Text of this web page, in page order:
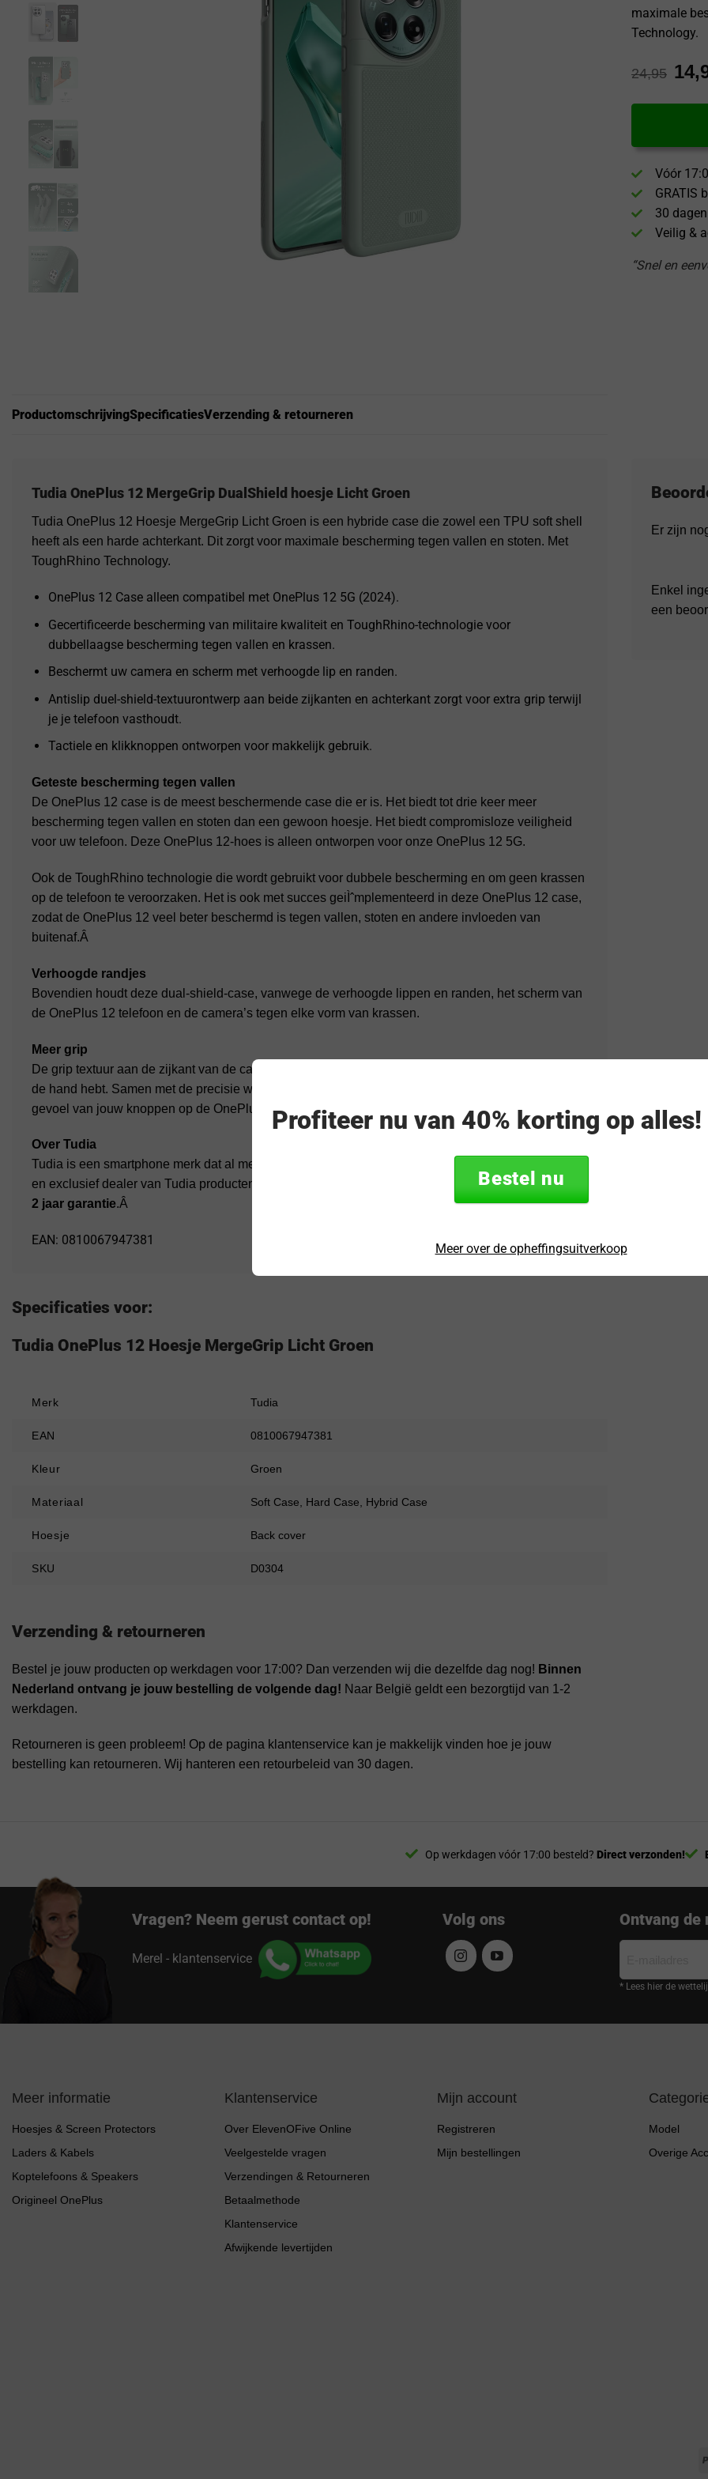
maximale
Technology.
24,95
Vóór
GRATIS
30
Veilig &
“Snel en
ProductomschrijvingSpecificatiesVerzending & retourneren
Tudia OnePlus 12 MergeGrip DualShield hoesje Licht Groen
Tudia OnePlus 12 Hoesje MergeGrip Licht Groen is een hybride case die zowel een TPU soft shell
heeft als een harde achterkant. Dit zorgt voor maximale bescherming tegen vallen en stoten. Met
ToughRhino Technology.
OnePlus 12 Case alleen compatibel met OnePlus 12 5G (2024).
Gecertificeerde bescherming van militaire kwaliteit en ToughRhino-technologie voor
dubbellaagse bescherming tegen vallen en krassen.
Beschermt uw camera en scherm met verhoogde lip en randen.
Antislip duel-shield-textuurontwerp aan beide zijkanten en achterkant zorgt voor extra grip terwijl
je je telefoon vasthoudt.
Tactiele en klikknoppen ontworpen voor makkelijk gebruik.
Geteste bescherming tegen vallen
De OnePlus 12 case is de meest beschermende case die er is. Het biedt tot drie keer meer
bescherming tegen vallen en stoten dan een gewoon hoesje. Het biedt compromisloze veiligheid
voor uw telefoon. Deze OnePlus 12-hoes is alleen ontworpen voor onze OnePlus 12 5G.
Ook de ToughRhino technologie die wordt gebruikt voor dubbele bescherming en om geen krassen
op de telefoon te veroorzaken. Het is ook met succes geiÌˆmplementeerd in deze OnePlus 12 case,
zodat de OnePlus 12 veel beter beschermd is tegen vallen, stoten en andere invloeden van
buitenaf.Â
Verhoogde randjes
Bovendien houdt deze dual-shield-case, vanwege de verhoogde lippen en randen, het scherm van
de OnePlus 12 telefoon en de camera’s tegen elke vorm van krassen.
Meer grip
De grip textuur aan de zijkant van de case geeft meer vertrouwen wanneer je jouw OnePlus 12 in
de hand hebt. Samen met de precisie waarmee deze Tudia hoes wordt gemaakt behoudt je het klik
gevoel van jouw knoppen op de OnePlus 12 zonder in te leveren op bescherming of functionaliteit.
Over Tudia
Tudia is een smartphone merk dat al meer dan 10 jaar op de markt is. OnePlus-shop.nl is officieel
en exclusief dealer van Tudia producten binnen Nederland. Je krijgt op deze accessoires van Tudia
2 jaar garantie.Â
EAN: 0810067947381
Specificaties voor:
Tudia OnePlus 12 Hoesje MergeGrip Licht Groen
Merk Tudia
EAN 0810067947381
Kleur Groen
Materiaal Soft Case, Hard Case, Hybrid Case
Hoesje Back cover
SKU D0304
Verzending & retourneren
Bestel je jouw producten op werkdagen voor 17:00? Dan verzenden wij die dezelfde dag nog! Binnen
Nederland ontvang je jouw bestelling de volgende dag! Naar België geldt een bezorgtijd van 1-2
werkdagen.
Retourneren is geen probleem! Op de pagina klantenservice kan je makkelijk vinden hoe je jouw
bestelling kan retourneren. Wij hanteren een retourbeleid van 30 dagen.
Er zijn
Enkel
een
Op werkdagen vóór 17:00 besteld? Direct verzonden!
Vragen? Neem gerust contact op!
Merel - klantenservice
Volg ons Ontvang
* Lees hier de
Meer informatie
Hoesjes & Screen Protectors
Laders & Kabels
Koptelefoons & Speakers
Origineel OnePlus
Klantenservice
Over ElevenOFive Online
Veelgestelde vragen
Verzendingen & Retourneren
Betaalmethode
Klantenservice
Afwijkende levertijden
Mijn account
Registreren
Mijn bestellingen
Model
Overige
Profiteer nu van 40% korting op alles!
Bestel nu
Meer over de opheffingsuitverkoop